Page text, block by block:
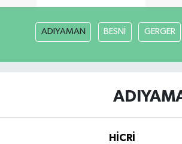
ADIYAMAN BESNİ GERGER
HİCRİ